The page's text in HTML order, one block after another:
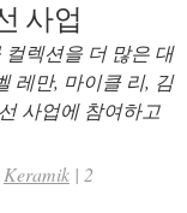
사업
렉션을 더 많은 대
레만, 마이클 리, 김
사업에 참여하고
Keramik | 2